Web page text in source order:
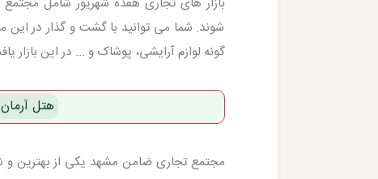
شوند. شما می توانید با گشت و گذار در این
گونه لوازم آرایشی، پوشاک و ... در این بازار
هتل
مجتمع تجاری ضامن مشهد یکی از بهترین و